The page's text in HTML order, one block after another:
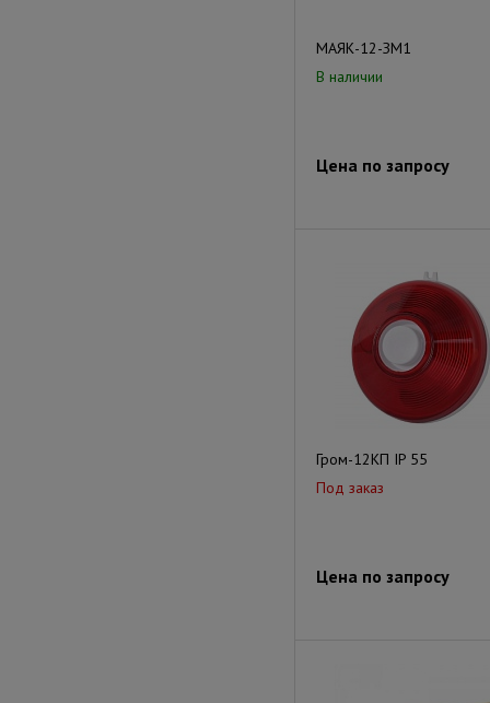
МАЯК-12-ЗМ1
В наличии
Цена по запросу
Гром-12КП IP 55
Под заказ
Цена по запросу